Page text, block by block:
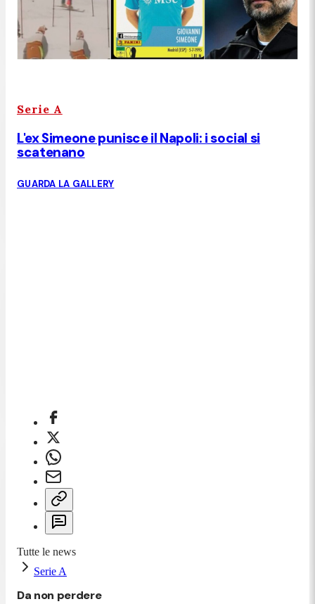
Serie A
L'ex Simeone punisce il Napoli: i social si
scatenano
GUARDA LA GALLERY
Tutte le news
Serie A
Da non perdere